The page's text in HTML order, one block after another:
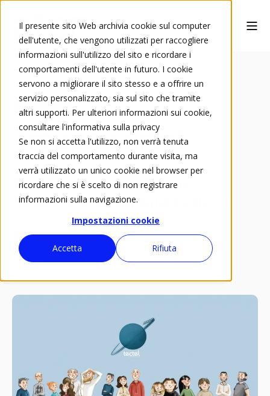
Il presente sito Web archivia cookie sul computer
dell'utente, che vengono utilizzati per raccogliere
informazioni sull'utilizzo del sito e ricordare i
comportamenti dell'utente in futuro. I cookie
servono a migliorare il sito stesso e a offrire un
servizio personalizzato, sia sul sito che tramite
altri supporti. Per ulteriori informazioni sui cookie,
consultare l'informativa sulla privacy
Se non si accetta l'utilizzo, non verrà tenuta
traccia del comportamento durante visita, ma
verrà utilizzato un unico cookie nel browser per
ricordare che si è scelto di non registrare
informazioni sulla navigazione.
Impostazioni cookie
Accetta Rifiuta
Evento ATED
Troppa carta!
Serata per decantare e
degustare la digitalizzazione
Tamborini Carlo SA - sala eventi
3 maggio 2022, ore 18:15 - 21:00